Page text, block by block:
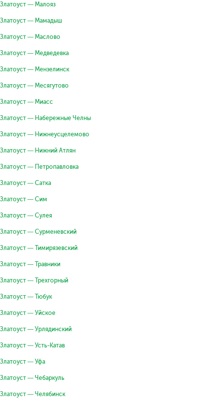
Златоуст — Малояз
Златоуст — Мамадыш
Златоуст — Маслово
Златоуст — Медведевка
Златоуст — Мензелинск
Златоуст — Месягутово
Златоуст — Миасс
Златоуст — Набережные Челны
Златоуст — Нижнеусцелемово
Златоуст — Нижний Атлян
Златоуст — Петропавловка
Златоуст — Сатка
Златоуст — Сим
Златоуст — Сулея
Златоуст — Сурменевский
Златоуст — Тимирязевский
Златоуст — Травники
Златоуст — Трехгорный
Златоуст — Тюбук
Златоуст — Уйское
Златоуст — Урлядинский
Златоуст — Усть-Катав
Златоуст — Уфа
Златоуст — Чебаркуль
Златоуст — Челябинск